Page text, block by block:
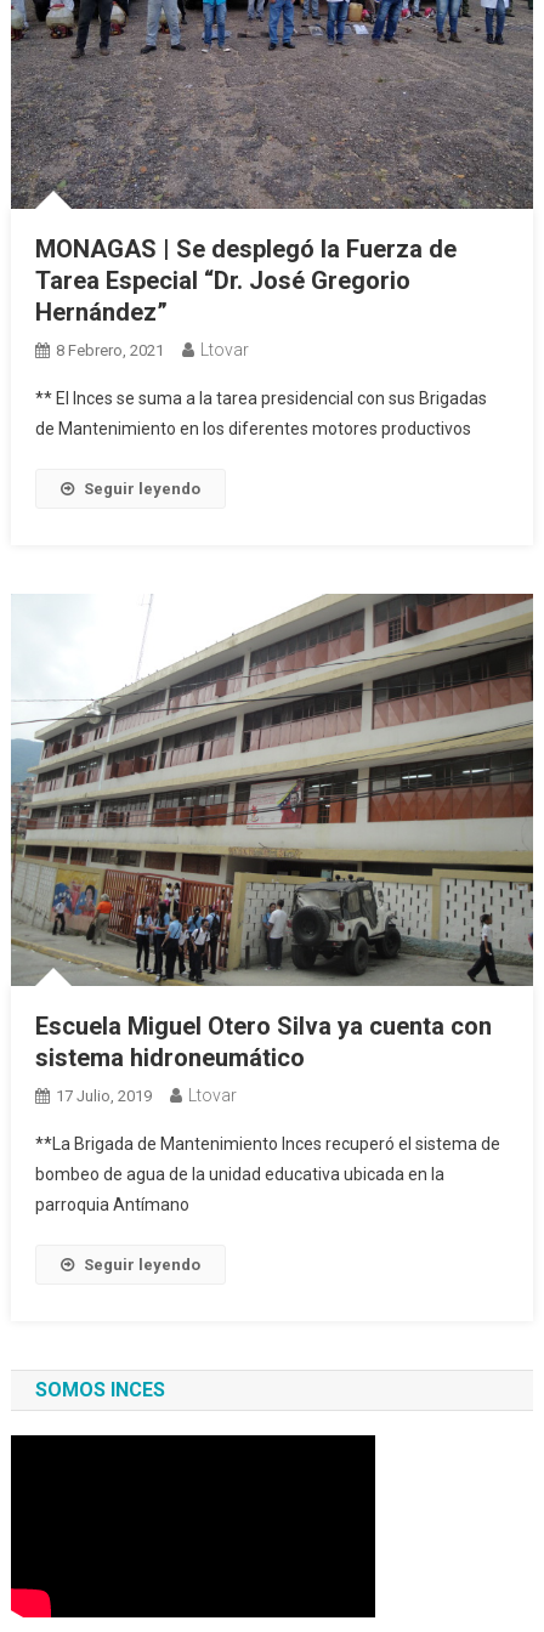
MONAGAS | Se desplegó la Fuerza de
Tarea Especial “Dr. José Gregorio
Hernández”
8 Febrero, 2021 Ltovar
** El Inces se suma a la tarea presidencial con sus Brigadas
de Mantenimiento en los diferentes motores productivos
Seguir leyendo
Escuela Miguel Otero Silva ya cuenta con
sistema hidroneumático
17 Julio, 2019 Ltovar
**La Brigada de Mantenimiento Inces recuperó el sistema de
bombeo de agua de la unidad educativa ubicada en la
parroquia Antímano
Seguir leyendo
SOMOS INCES